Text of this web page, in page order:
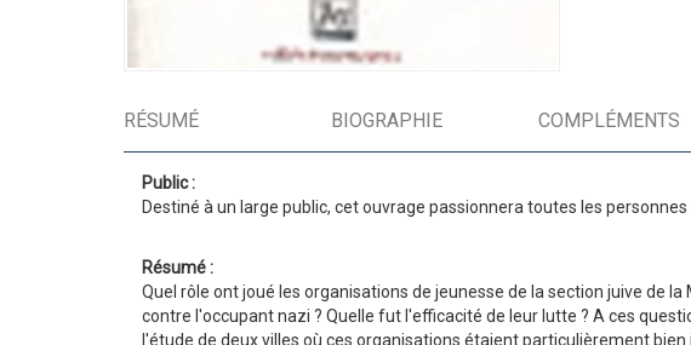
RÉSUMÉ BIOGRAPHIE COMPLÉMENTS
Public :
Destiné à un large public, cet ouvrage passionnera toutes les personnes
Résumé :
Quel rôle ont joué les organisations de jeunesse de la section juive de
contre l'occupant nazi ? Quelle fut l'efficacité de leur lutte ? A ces
l'étude de deux villes où ces organisations étaient particulièrement